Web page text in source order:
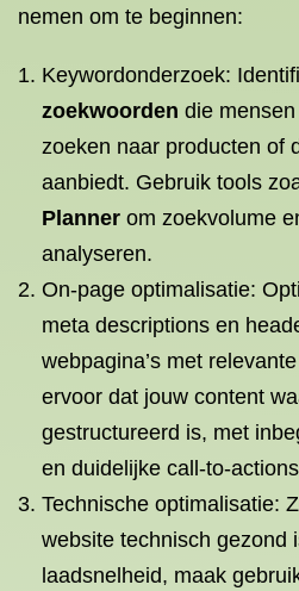
nemen om te beginnen:
Keywordonderzoek:
zoekwoorden die
zoeken naar producten of
aanbiedt. Gebruik tools
Planner om zoekvolume
analyseren.
On-page optimalisatie:
meta descriptions en
webpagina’s met
ervoor dat jouw content
gestructureerd is, met
en duidelijke call-to-
Technische optimalisatie:
website technisch gezond
laadsnelheid, maak